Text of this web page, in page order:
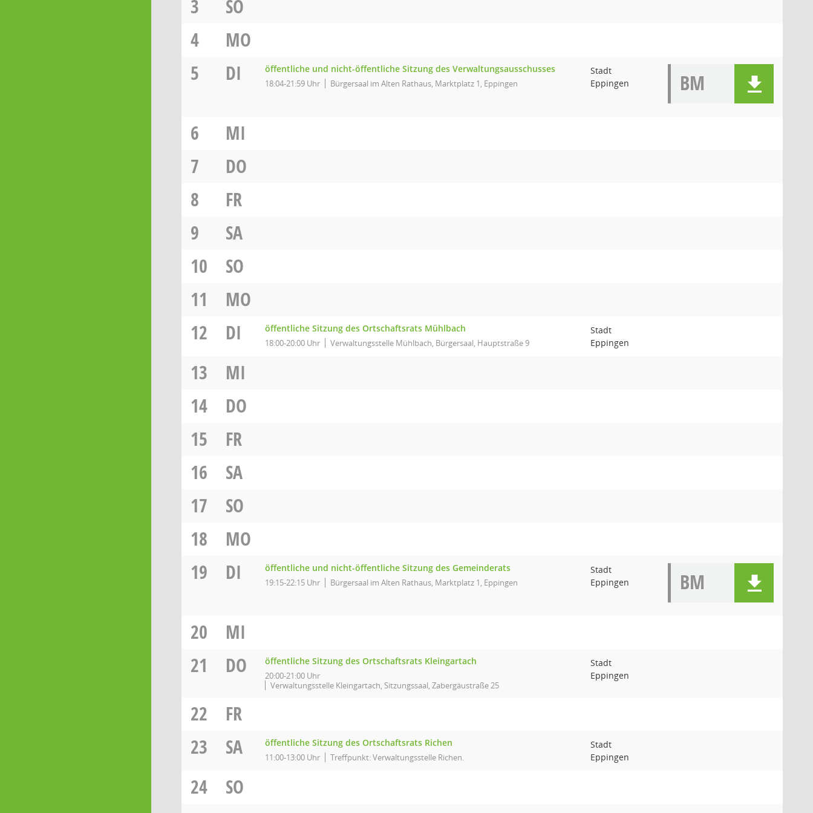
3
SO
4
MO
5
DI öffentliche und nicht-öffentliche Sitzung des Verwaltungsausschusses
18:04-21:59 Uhr Bürgersaal im Alten Rathaus, Marktplatz 1, Eppingen
Stadt
Eppingen
BM
6
MI
7
DO
8
FR
9
SA
10
SO
11
MO
12
DI öffentliche Sitzung des Ortschaftsrats Mühlbach
18:00-20:00 Uhr Verwaltungsstelle Mühlbach, Bürgersaal, Hauptstraße 9
Stadt
Eppingen
13
MI
14
DO
15
FR
16
SA
17
SO
18
MO
19
DI öffentliche und nicht-öffentliche Sitzung des Gemeinderats
19:15-22:15 Uhr Bürgersaal im Alten Rathaus, Marktplatz 1, Eppingen
Stadt
Eppingen
BM
20
MI
21
DO öffentliche Sitzung des Ortschaftsrats Kleingartach
20:00-21:00 Uhr
Verwaltungsstelle Kleingartach, Sitzungssaal, Zabergäustraße 25
Stadt
Eppingen
22
FR
23
SA öffentliche Sitzung des Ortschaftsrats Richen
11:00-13:00 Uhr Treffpunkt: Verwaltungsstelle Richen.
Stadt
Eppingen
24
SO